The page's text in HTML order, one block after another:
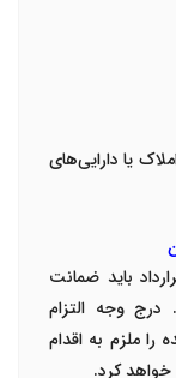
یا دارایی‌های
باید ضمانت
وجه التزام
ملزم به اقدام
خواهد کرد.